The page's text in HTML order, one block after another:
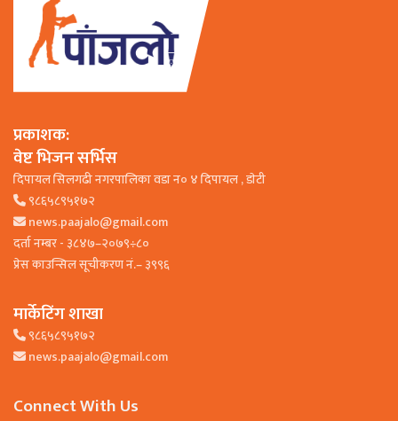
प्रकाशक:
वेष्ट भिजन सर्भिस
दिपायल सिलगढी नगरपालिका वडा न० ४ दिपायल , डाेटी
९८६५८९५१७२
news.paajalo@gmail.com
दर्ता नम्बर - ३८४७–२०७९÷८०
प्रेस काउन्सिल सूचीकरण नं.– ३९९६
मार्केटिंग शाखा
९८६५८९५१७२
news.paajalo@gmail.com
Connect With Us